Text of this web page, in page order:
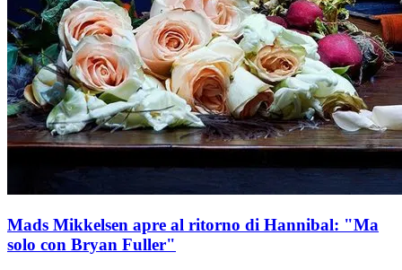
Mads Mikkelsen apre al ritorno di Hannibal: "Ma
solo con Bryan Fuller"